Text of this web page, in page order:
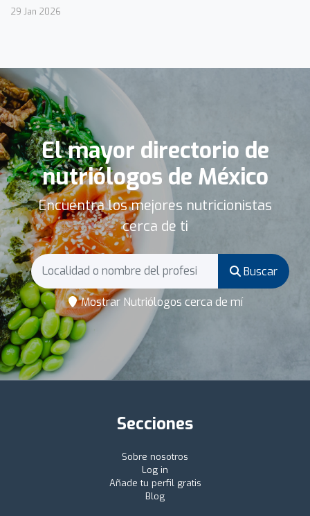
29 Jan 2026
El mayor directorio de
nutriólogos de México
Encuentra los mejores nutricionistas
cerca de ti
Buscar
Mostrar Nutriólogos cerca de mí
Secciones
Sobre nosotros
Log in
Añade tu perfil gratis
Blog